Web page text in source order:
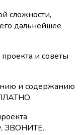
сложности,
дальнейшее
и советы
и содержанию
ЗВОНИТЕ.